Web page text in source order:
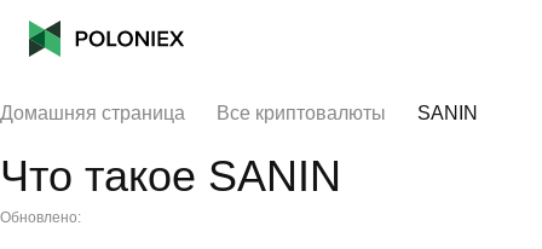
Домашняя страница Все криптовалюты SANIN
Что такое SANIN
Обновлено: